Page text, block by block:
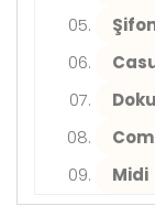
Midi